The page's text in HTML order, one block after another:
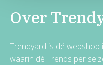
Over
Trendyard is dé
waarin dé Trends per